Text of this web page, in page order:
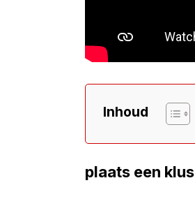
Inhoud
plaats een klus